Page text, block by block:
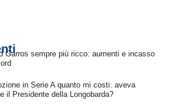
Garros sempre più ricco: aumenti e incasso
in Serie A quanto mi costi: aveva
il Presidente della Longobarda?